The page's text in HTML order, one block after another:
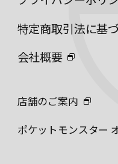
特定商取引法に基
会社概要
店舗のご案内
ポケットモンスター